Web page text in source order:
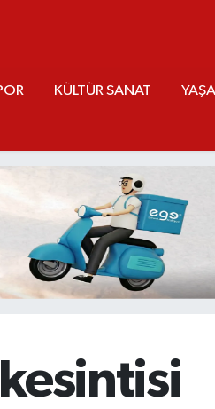
KÜLTÜR SANAT